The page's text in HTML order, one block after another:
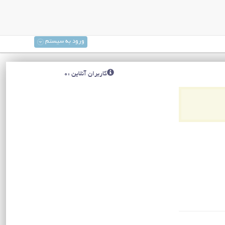
ورود به سیستم
کاربران آنلاین :0